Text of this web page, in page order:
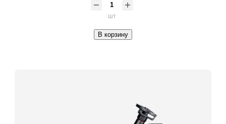
шт
В корзину